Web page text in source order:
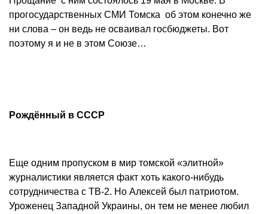
прогосударственных СМИ Томска об этом конечно же
ни слова – он ведь не осваивал госбюджеты. Вот
поэтому я и не в этом Союзе…
Рождённый в СССР
Еще одним пропуском в мир томской «элитной»
журналистики является факт хоть какого-нибудь
сотрудничества с ТВ-2. Но Алексей был патриотом.
Уроженец Западной Украины, он тем не менее любил